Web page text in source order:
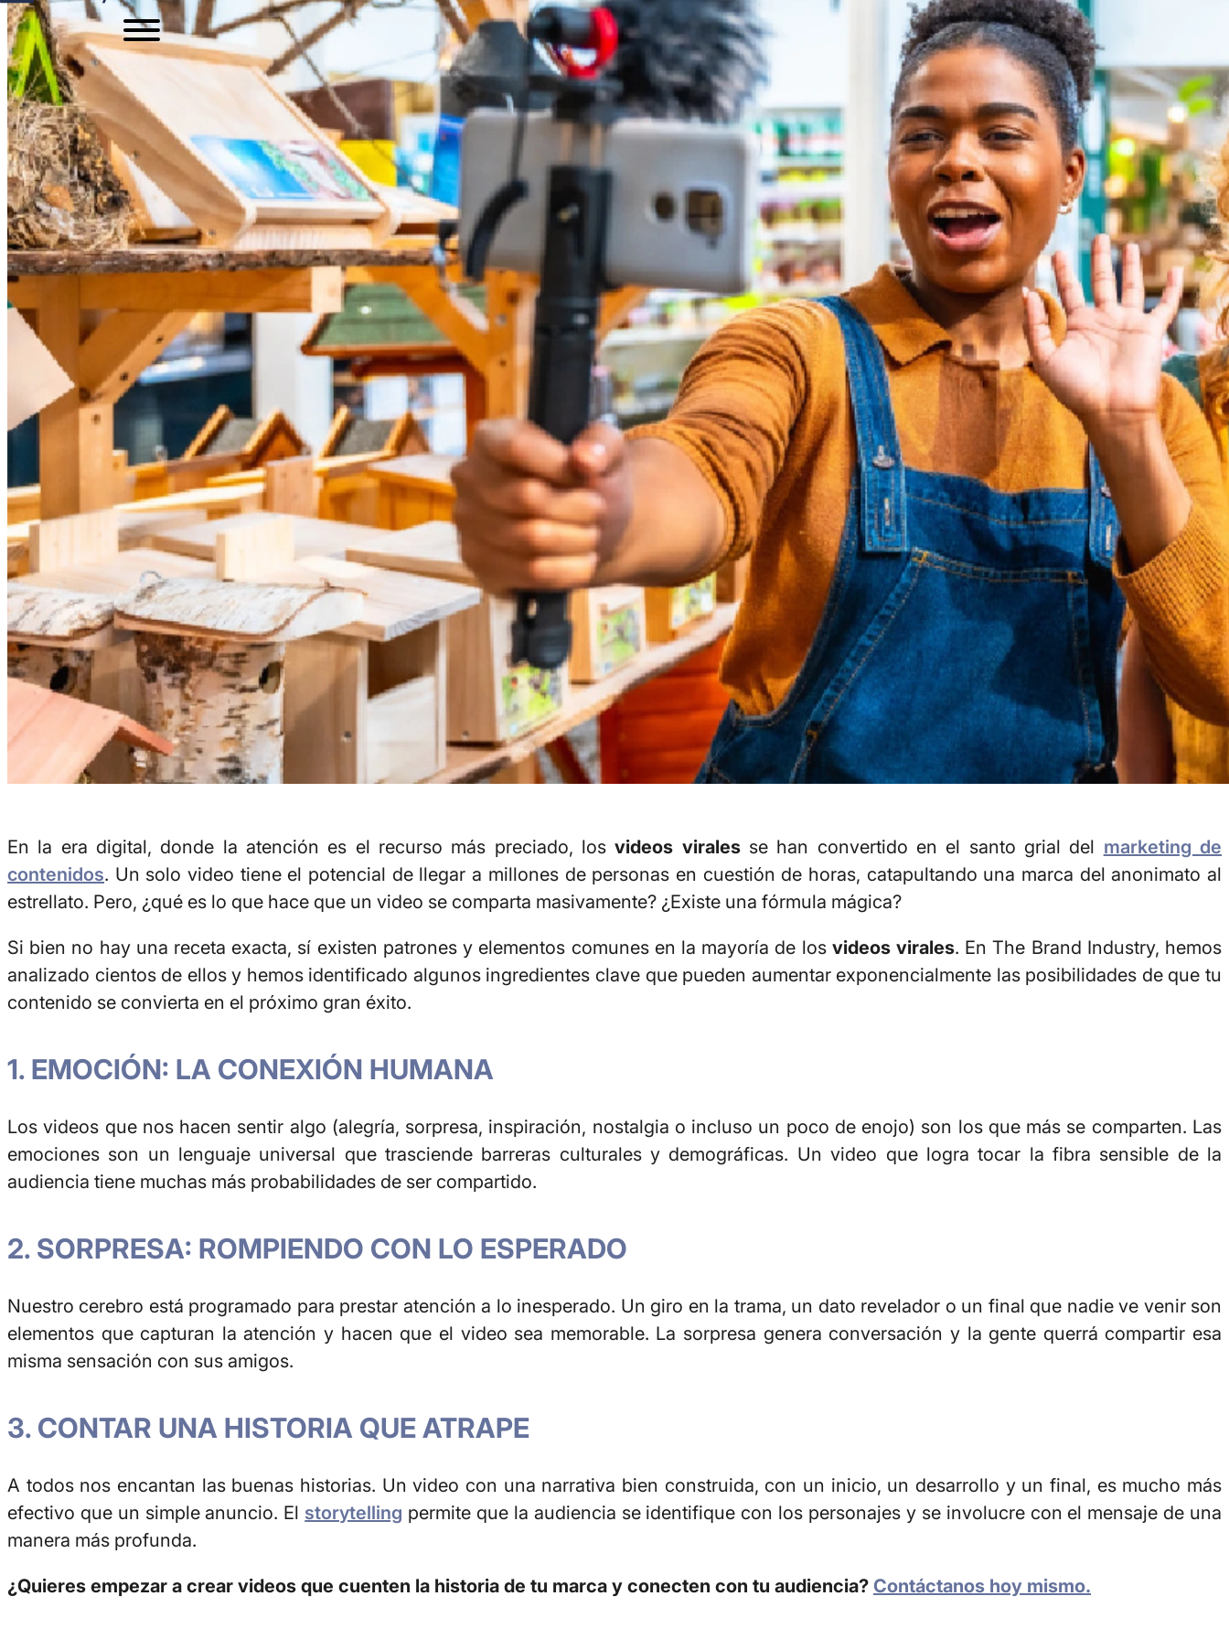
En la era digital, donde la atención es el recurso más preciado, losvideos viralesse han convertido en el santo grial del marketing de
contenidos. Un solo video tiene el potencial de llegar a millones de personas en cuestión de horas, catapultando una marca del anonimato al
estrellato. Pero, ¿qué es lo que hace que un video se comparta masivamente? ¿Existe una fórmula mágica?
Si bien no hay una receta exacta, sí existen patrones y elementos comunes en la mayoría de los videos virales. En The Brand Industry, hemos
analizado cientos de ellos y hemos identificado algunos ingredientes clave que pueden aumentar exponencialmente las posibilidades de que tu
contenido se convierta en el próximo gran éxito.
1. EMOCIÓN: LA CONEXIÓN HUMANA
Los videos que nos hacen sentir algo (alegría, sorpresa, inspiración, nostalgia o incluso un poco de enojo) son los que más se comparten. Las
emociones son un lenguaje universal que trasciende barreras culturales y demográficas. Un video que logra tocar la fibra sensible de la
audiencia tiene muchas más probabilidades de ser compartido.
2. SORPRESA: ROMPIENDO CON LO ESPERADO
Nuestro cerebro está programado para prestar atención a lo inesperado. Un giro en la trama, un dato revelador o un final que nadie ve venir son
elementos que capturan la atención y hacen que el video sea memorable. La sorpresa genera conversación y la gente querrá compartir esa
misma sensación con sus amigos.
3. CONTAR UNA HISTORIA QUE ATRAPE
A todos nos encantan las buenas historias. Un video con una narrativa bien construida, con un inicio, un desarrollo y un final, es mucho más
efectivo que un simple anuncio. El storytelling permite que la audiencia se identifique con los personajes y se involucre con el mensaje de una
manera más profunda.
¿Quieres empezar a crear videos que cuenten la historia de tu marca y conecten con tu audiencia? Contáctanos hoy mismo.